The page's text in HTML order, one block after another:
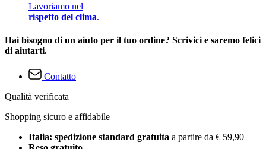
Lavoriamo nel
rispetto del clima.
Hai bisogno di un aiuto per il tuo ordine? Scrivici e saremo felici
di aiutarti.
Contatto
Qualità verificata
Shopping sicuro e affidabile
Italia: spedizione standard gratuita a partire da € 59,90